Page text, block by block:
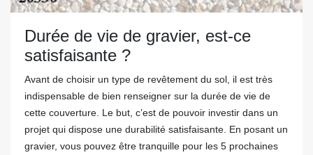
Durée de vie de gravier, est-ce
satisfaisante ?
Avant de choisir un type de revêtement du sol, il est très
indispensable de bien renseigner sur la durée de vie de
cette couverture. Le but, c’est de pouvoir investir dans un
projet qui dispose une durabilité satisfaisante. En posant un
gravier, vous pouvez être tranquille pour les 5 prochaines